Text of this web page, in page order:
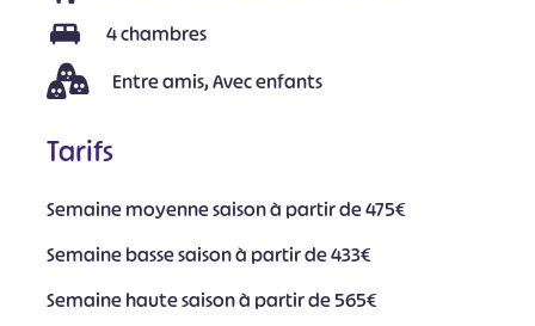
4 chambres
Entre amis, Avec enfants
Tarifs
Semaine moyenne saison à partir de 475€
Semaine basse saison à partir de 433€
Semaine haute saison à partir de 565€